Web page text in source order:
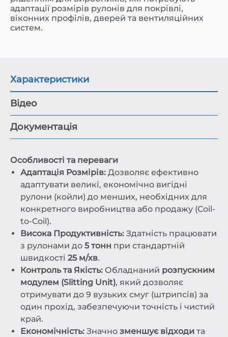
адаптації розмірів рулонів для покрівлі,
віконних профілів, дверей та вентиляційних
систем.
Характеристики
Відео
Документація
Особливості та переваги
Адаптація Розмірів: Дозволяє ефективно
адаптувати великі, економічно вигідні
рулони (койли) до менших, необхідних для
конкретного виробництва або продажу (Coil-
to-Coil).
Висока Продуктивність: Здатність працювати
з рулонами до 5 тонн при стандартній
швидкості 25 м/хв.
Контроль та Якість: Обладнаний розпускним
модулем (Slitting Unit), який дозволяє
отримувати до 9 вузьких смуг (штрипсів) за
один прохід, забезпечуючи точність і чистий
край.
Економічність: Значно зменшує відходи та